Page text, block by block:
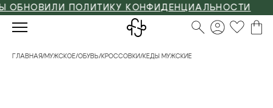
ПОЛИТИКУ КОНФИДЕНЦИАЛЬНОСТИ
ГЛАВНАЯ/МУЖСКОЕ/ОБУВЬ/КРОССОВКИ/КЕДЫ МУЖСКИЕ